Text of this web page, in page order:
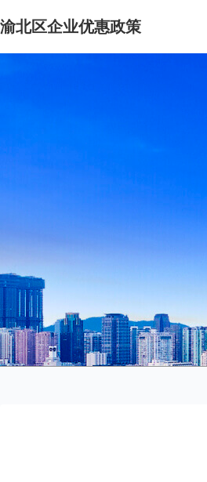
渝北区企业优惠政策